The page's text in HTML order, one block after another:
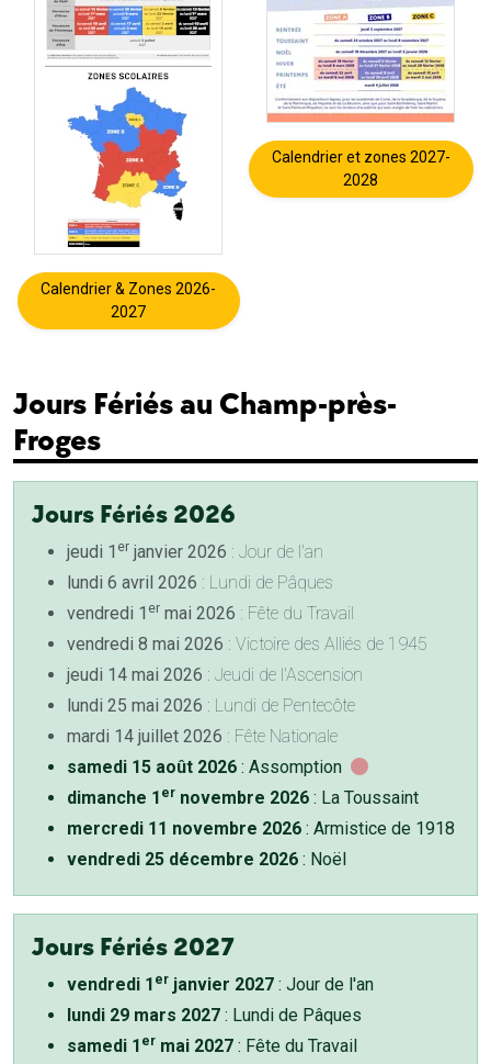
Calendrier & Zones 2026-
2027
Calendrier et zones 2027-
2028
Jours Fériés au Champ-près-
Froges
Jours Fériés 2026
jeudi 1 er janvier 2026 : Jour de l'an
lundi 6 avril 2026 : Lundi de Pâques
vendredi 1 er mai 2026 : Fête du Travail
vendredi 8 mai 2026 : Victoire des Alliés de 1945
jeudi 14 mai 2026 : Jeudi de l'Ascension
lundi 25 mai 2026 : Lundi de Pentecôte
mardi 14 juillet 2026 : Fête Nationale
samedi 15 août 2026 : Assomption
dimanche 1 er novembre 2026 : La Toussaint
mercredi 11 novembre 2026 : Armistice de 1918
vendredi 25 décembre 2026 : Noël
Jours Fériés 2027
vendredi 1 er janvier 2027 : Jour de l'an
lundi 29 mars 2027 : Lundi de Pâques
samedi 1 er mai 2027 : Fête du Travail